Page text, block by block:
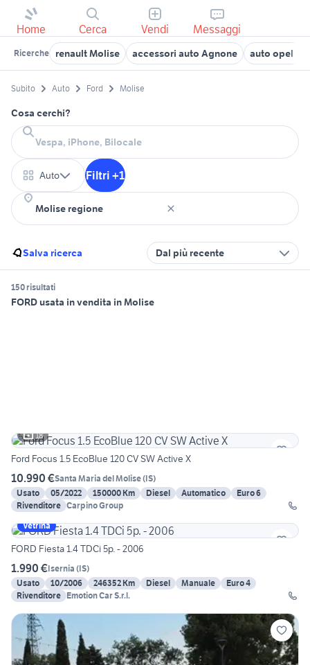
Home Cerca Vendi Messaggi
Ricerche renault Molise accessori auto Agnone auto opel
Subito Auto Ford Molise
Cosa cerchi?
Auto Filtri +1
Salva ricerca Dal più recente
150 risultati
FORD usata in vendita in Molise
18
Ford Focus 1.5 EcoBlue 120 CV SW Active X
10.990 €Santa Maria del Molise(IS)
Usato
05/2022 150000 Km Diesel Automatico
Euro 6
Rivenditore Carpino Group
Vetrina
FORD Fiesta 1.4 TDCi 5p. - 2006
1.990 €Isernia (IS)
Usato
10/2006 246352 Km Diesel Manuale
Euro 4
Rivenditore Emotion Car S.r.l.